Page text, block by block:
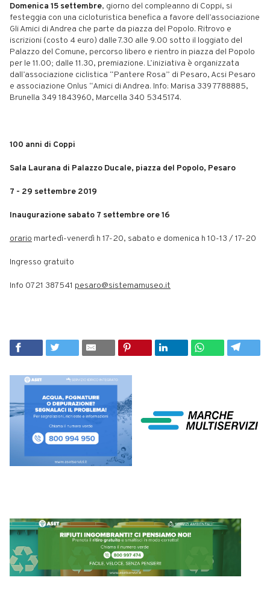
Domenica 15 settembre, giorno del compleanno di Coppi, si
festeggia con una cicloturistica benefica a favore dell’associazione
Gli Amici di Andrea che parte da piazza del Popolo. Ritrovo e
iscrizioni (costo 4 euro) dalle 7.30 alle 9.00 sotto il loggiato del
Palazzo del Comune, percorso libero e rientro in piazza del Popolo
per le 11.00; dalle 11.30, premiazione. L’iniziativa è organizzata
dall’associazione ciclistica “Pantere Rosa” di Pesaro, Acsi Pesaro
e associazione Onlus “Amici di Andrea. Info: Marisa 339 7788885,
Brunella 349 1843960, Marcella 340 5345174.
100 anni di Coppi
Sala Laurana di Palazzo Ducale, piazza del Popolo, Pesaro
7 - 29 settembre 2019
Inaugurazione sabato 7 settembre ore 16
orario martedì-venerdì h 17-20, sabato e domenica h 10-13 / 17-20
Ingresso gratuito
Info 0721 387541 pesaro@sistemamuseo.it